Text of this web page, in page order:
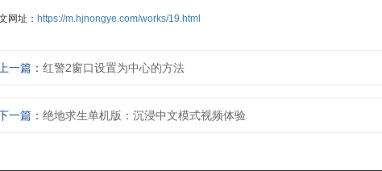
网址： https://m.hjnongye.com/works/19.html
上一篇： 红警2窗口设置为中心的方法
一篇： 绝地求生单机版：沉浸中文模式视频体验